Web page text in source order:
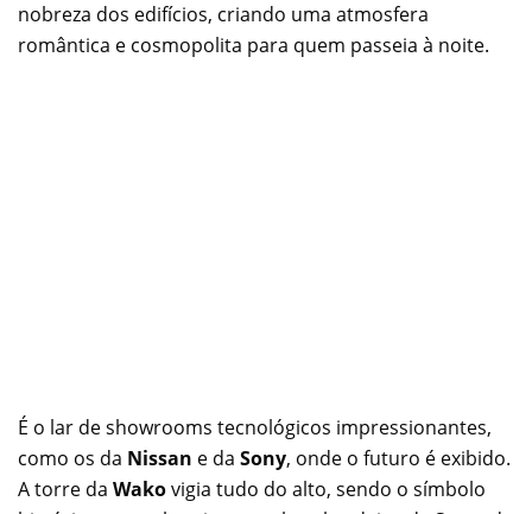
nobreza dos edifícios, criando uma atmosfera
romântica e cosmopolita para quem passeia à noite.
É o lar de showrooms tecnológicos impressionantes,
como os da Nissan e da Sony, onde o futuro é exibido.
A torre da Wakovigia tudo do alto, sendo o símbolo